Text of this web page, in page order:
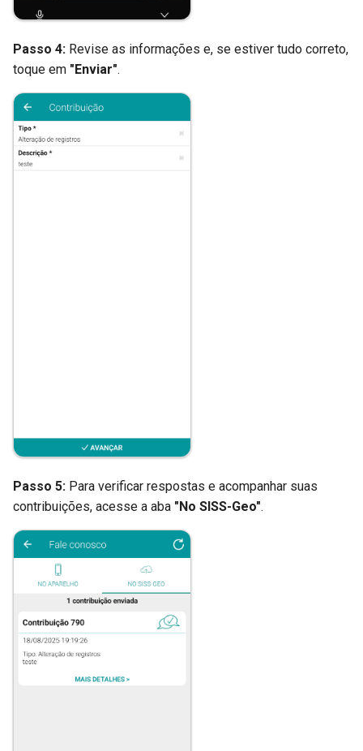
Passo 4: Revise as informações e, se estiver tudo correto,
toque em "Enviar".
Passo 5: Para verificar respostas e acompanhar suas
contribuições, acesse a aba "No SISS-Geo".